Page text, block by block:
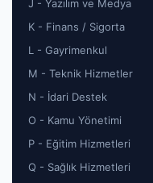
J - Yazılım ve Medya
K - Finans / Sigorta
L - Gayrimenkul
M - Teknik Hizmetler
N - İdari Destek
O - Kamu Yönetimi
P - Eğitim Hizmetleri
Q - Sağlık Hizmetleri